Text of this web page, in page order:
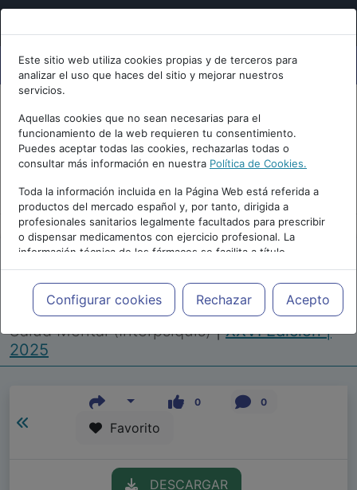
Este sitio web utiliza cookies propias y de terceros para
analizar el uso que haces del sitio y mejorar nuestros
servicios.
Aquellas cookies que no sean necesarias para el
funcionamiento de la web requieren tu consentimiento.
Puedes aceptar todas las cookies, rechazarlas todas o
consultar más información en nuestra Política de Cookies.
Toda la información incluida en la Página Web está referida a
productos del mercado español y, por tanto, dirigida a
profesionales sanitarios legalmente facultados para prescribir
o dispensar medicamentos con ejercicio profesional. La
información técnica de los fármacos se facilita a título
meramente informativo, siendo responsabilidad de los
profesionales facultados prescribir medicamentos y decidir, en
cada caso concreto, el tratamiento más adecuado a las
necesidades del paciente.
Configurar cookies Rechazar Acepto
Repositorio de Artículos |Congreso Virtual
Internacional de Psiquiatría, Psicología y
Salud Mental (Interpsiquis)|XXVI Edición |
2025
0 0
Favorito
DESCARGAR